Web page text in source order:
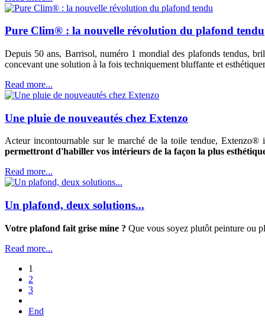
Pure Clim® : la nouvelle révolution du plafond tendu
Depuis 50 ans, Barrisol, numéro 1 mondial des plafonds tendus,
concevant une solution à la fois techniquement bluffante et
Read more...
Une pluie de nouveautés chez Extenzo
Acteur incontournable sur le marché de la toile tendue,
permettront d'habiller vos intérieurs de la façon la plus
Read more...
Un plafond, deux solutions...
Votre plafond fait grise mine ? Que vous soyez plutôt peinture ou
Read more...
1
2
3
End